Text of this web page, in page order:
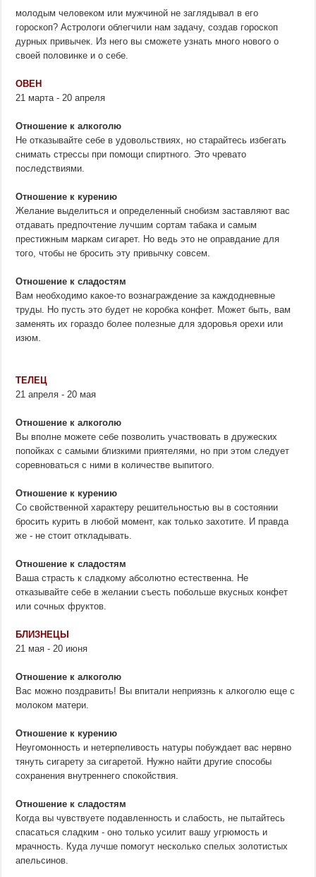
молодым человеком или мужчиной не заглядывал в его
гороскоп? Астрологи облегчили нам задачу, создав гороскоп
дурных привычек. Из него вы сможете узнать много нового о
своей половинке и о себе.
ОВЕН
21 марта - 20 апреля
Отношение к алкоголю
Не отказывайте себе в удовольствиях, но старайтесь избегать
снимать стрессы при помощи спиртного. Это чревато
последствиями.
Отношение к курению
Желание выделиться и определенный снобизм заставляют вас
отдавать предпочтение лучшим сортам табака и самым
престижным маркам сигарет. Но ведь это не оправдание для
того, чтобы не бросить эту привычку совсем.
Отношение к сладостям
Вам необходимо какое-то вознаграждение за каждодневные
труды. Но пусть это будет не коробка конфет. Может быть, вам
заменять их гораздо более полезные для здоровья орехи или
изюм.
ТЕЛЕЦ
21 апреля - 20 мая
Отношение к алкоголю
Вы вполне можете себе позволить участвовать в дружеских
попойках с самыми близкими приятелями, но при этом следует
соревноваться с ними в количестве выпитого.
Отношение к курению
Со свойственной характеру решительностью вы в состоянии
бросить курить в любой момент, как только захотите. И правда
же - не стоит откладывать.
Отношение к сладостям
Ваша страсть к сладкому абсолютно естественна. Не
отказывайте себе в желании съесть побольше вкусных конфет
или сочных фруктов.
БЛИЗНЕЦЫ
21 мая - 20 июня
Отношение к алкоголю
Вас можно поздравить! Вы впитали неприязнь к алкоголю еще с
молоком матери.
Отношение к курению
Неугомонность и нетерпеливость натуры побуждает вас нервно
тянуть сигарету за сигаретой. Нужно найти другие способы
сохранения внутреннего спокойствия.
Отношение к сладостям
Когда вы чувствуете подавленность и слабость, не пытайтесь
спасаться сладким - оно только усилит вашу угрюмость и
мрачность. Куда лучше помогут несколько спелых золотистых
апельсинов.